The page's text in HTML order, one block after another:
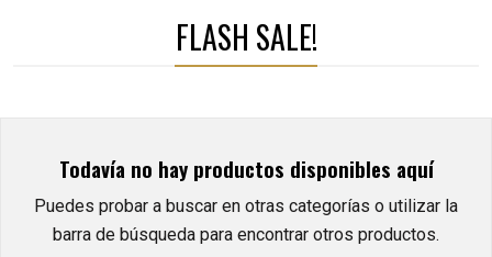
FLASH SALE!
Todavía no hay productos disponibles aquí
Puedes probar a buscar en otras categorías o utilizar la
barra de búsqueda para encontrar otros productos.